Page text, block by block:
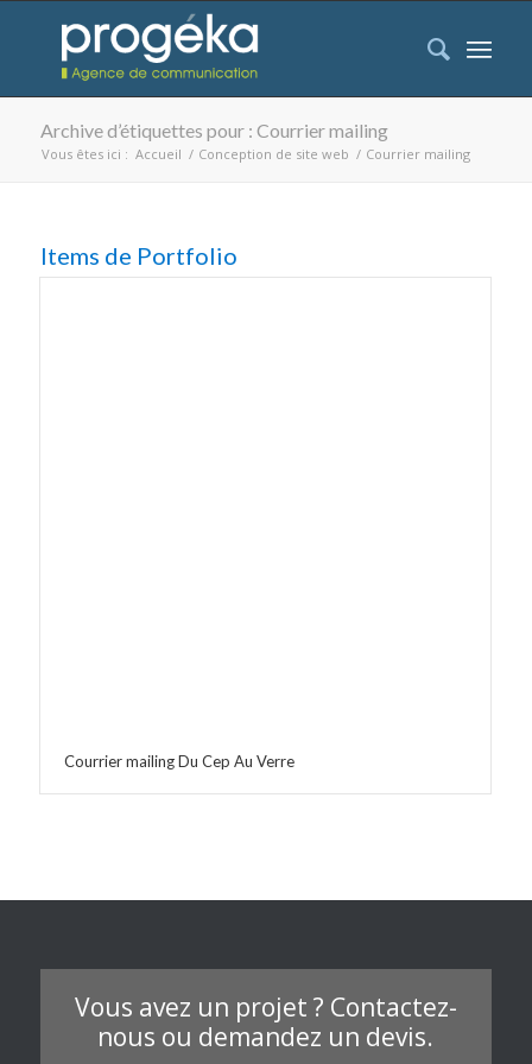
Archive d’étiquettes pour : Courrier mailing
Vous êtes ici : Accueil / Conception de site web / Courrier mailing
Items de Portfolio
Courrier mailing Du Cep Au Verre
Vous avez un projet ? Contactez-
nous ou demandez un devis.